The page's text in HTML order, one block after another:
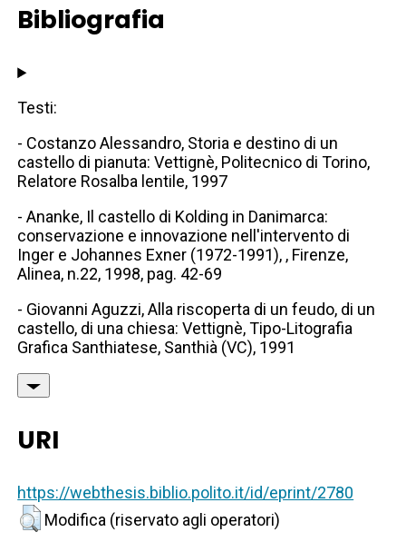
Bibliografia
Testi:
- Costanzo Alessandro, Storia e destino di un
castello di pianuta: Vettignè, Politecnico di Torino,
Relatore Rosalba lentile, 1997
- Ananke, Il castello di Kolding in Danimarca:
conservazione e innovazione nell'intervento di
Inger e Johannes Exner (1972-1991), , Firenze,
Alinea, n.22, 1998, pag. 42-69
- Giovanni Aguzzi, Alla riscoperta di un feudo, di un
castello, di una chiesa: Vettignè, Tipo-Litografia
Grafica Santhiatese, Santhià (VC), 1991
URI
https://webthesis.biblio.polito.it/id/eprint/2780
Modifica (riservato agli operatori)